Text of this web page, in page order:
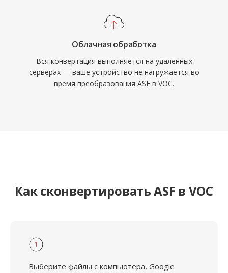
Облачная обработка
Вся конвертация выполняется на удалённых
серверах — ваше устройство не нагружается во
время преобразования ASF в VOC.
Как сконвертировать ASF в VOC
1
Выберите файлы с компьютера, Google